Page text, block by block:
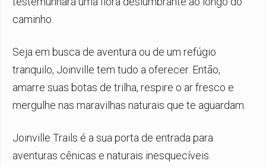
caminho.
Seja em busca de aventura ou de um refúgio
tranquilo, Joinville tem tudo a oferecer. Então,
amarre suas botas de trilha, respire o ar fresco e
mergulhe nas maravilhas naturais que te aguardam.
Joinville Trails é a sua porta de entrada para
aventuras cênicas e naturais inesquecíveis.